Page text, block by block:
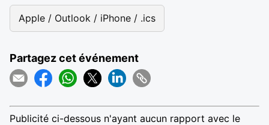
Apple / Outlook / iPhone / .ics
Partagez cet événement
Publicité ci-dessous n'ayant aucun rapport avec le